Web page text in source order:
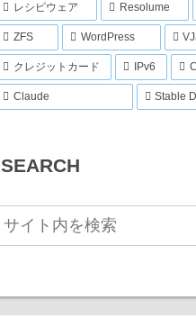
レシピウェア Resolume
ZFS WordPress
クレジットカード IPv6
Claude Stable
SEARCH